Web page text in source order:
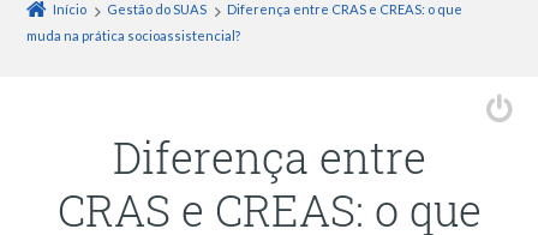
Início Gestão do SUAS
Diferença entre CRAS e CREAS: o que
muda na prática socioassistencial?
Diferença entre
CRAS e CREAS: o que